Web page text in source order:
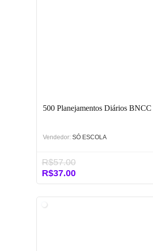
500 Planejamentos Diários BNCC
Vendedor: SÓ ESCOLA
R$57.00
O
preço
era:
R$37.00O
preço